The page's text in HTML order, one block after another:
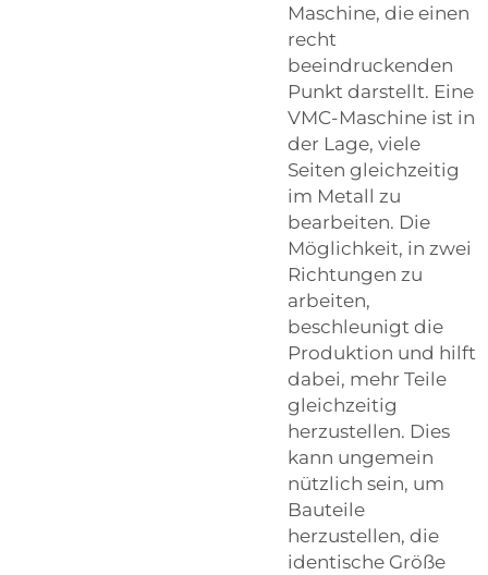
Maschine, die einen
recht
beeindruckenden
Punkt darstellt. Eine
VMC-Maschine ist in
der Lage, viele
Seiten gleichzeitig
im Metall zu
bearbeiten. Die
Möglichkeit, in zwei
Richtungen zu
arbeiten,
beschleunigt die
Produktion und hilft
dabei, mehr Teile
gleichzeitig
herzustellen. Dies
kann ungemein
nützlich sein, um
Bauteile
herzustellen, die
identische Größe